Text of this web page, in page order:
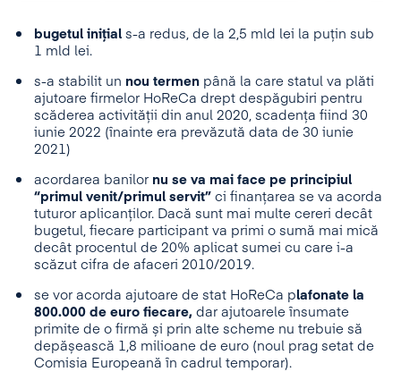
bugetul inițial s-a redus, de la 2,5 mld lei la puțin sub
1 mld lei.
s-a stabilit un nou termen până la care statul va plăti
ajutoare firmelor HoReCa drept despăgubiri pentru
scăderea activității din anul 2020, scadența fiind 30
iunie 2022 (înainte era prevăzută data de 30 iunie
2021)
acordarea banilor nu se va mai face pe principiul
“primul venit/primul servit” ci finanțarea se va acorda
tuturor aplicanților. Dacă sunt mai multe cereri decât
bugetul, fiecare participant va primi o sumă mai mică
decât procentul de 20% aplicat sumei cu care i-a
scăzut cifra de afaceri 2010/2019.
se vor acorda ajutoare de stat HoReCa p lafonate la
800.000 de euro fiecare, dar ajutoarele însumate
primite de o firmă și prin alte scheme nu trebuie să
depășească 1,8 milioane de euro (noul prag setat de
Comisia Europeană în cadrul temporar).